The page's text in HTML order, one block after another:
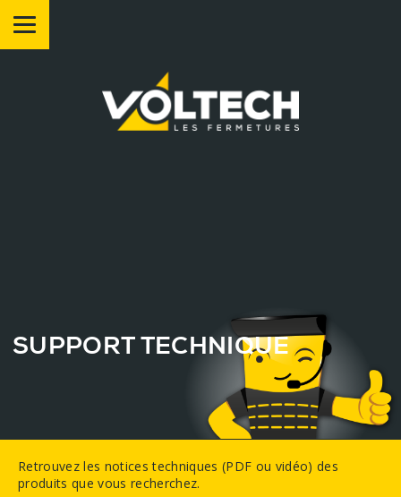
SUPPORTTECHNIQUE
Retrouvez les notices techniques (PDF ou vidéo) des
produits que vous recherchez.